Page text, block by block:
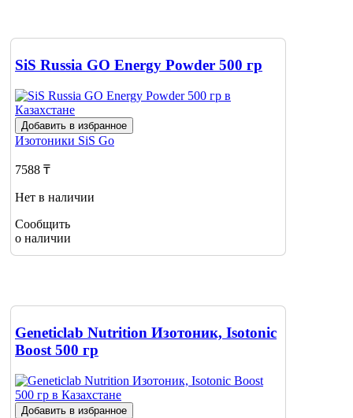
SiS Russia GO Energy Powder 500 гр
Добавить в избранное
Изотоники SiS Go
7588 ₸
Нет в наличии
Сообщить
о наличии
Geneticlab Nutrition Изотоник, Isotonic
Boost 500 гр
Добавить в избранное